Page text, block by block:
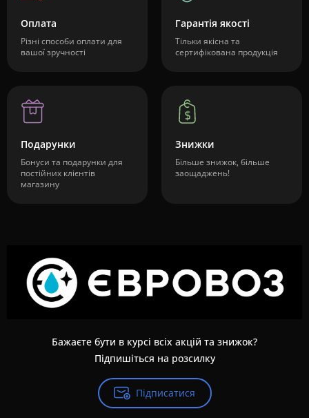
Оплата
Різні способи оплати для
вашої зручності
Гарантія якості
Тільки якісна та
сертифікована продукція
Подарунки
Бонуси та подарунки для
постійних клієнтів
магазину
Знижки
Більше знижок, більше
заощаджень!
Бажаєте бути в курсі всіх акцій та знижок?
Підпишіться на розсилку
Підписатися